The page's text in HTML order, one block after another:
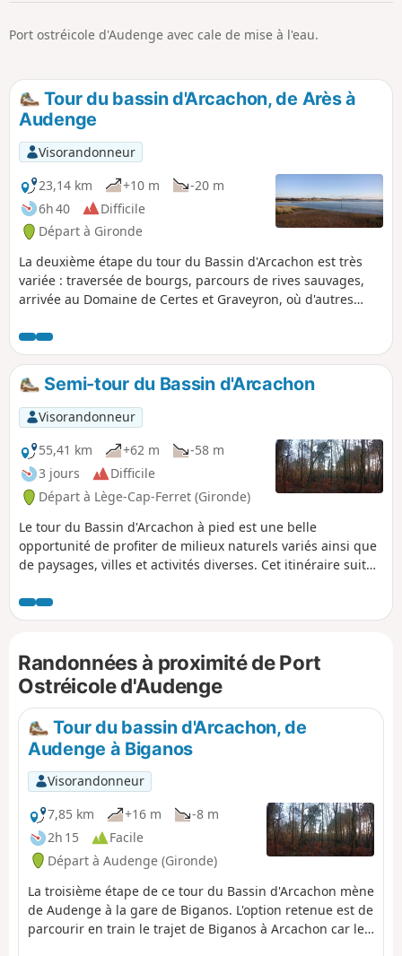
Port ostréicole d'Audenge avec cale de mise à l'eau.
Tour du bassin d'Arcachon, de Arès à
Audenge
Visorandonneur
23,14 km
+10 m
-20 m
6h 40
Difficile
Départ à Gironde
La deuxième étape du tour du Bassin d'Arcachon est très
variée : traversée de bourgs, parcours de rives sauvages,
arrivée au Domaine de Certes et Graveyron, où d'autres
Audenge. Si une seule étape est à faire, celle-ci est à
retenir.
Semi-tour du Bassin d'Arcachon
Visorandonneur
55,41 km
+62 m
-58 m
3 jours
Difficile
Départ à Lège-Cap-Ferret (Gironde)
Le tour du Bassin d'Arcachon à pied est une belle
opportunité de profiter de milieux naturels variés ainsi que
de paysages, villes et activités diverses. Cet itinéraire suit
à Biganos. Réalisable en toute saison, son parcours peut
être ainsi adapté aux préférences de chacun et aux plaisirs
Randonnées à proximité de Port
Ostréicole d'Audenge
Tour du bassin d'Arcachon, de
Audenge à Biganos
Visorandonneur
7,85 km
+16 m
-8 m
2h 15
Facile
Départ à Audenge (Gironde)
La troisième étape de ce tour du Bassin d'Arcachon mène
de Audenge à la gare de Biganos. L'option retenue est de
parcourir en train le trajet de Biganos à Arcachon car les